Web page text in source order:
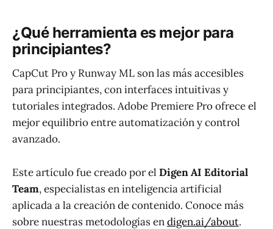
¿Qué herramienta es mejor para
principiantes?
CapCut Pro y Runway ML son las más accesibles
para principiantes, con interfaces intuitivas y
tutoriales integrados. Adobe Premiere Pro ofrece el
mejor equilibrio entre automatización y control
avanzado.
Este artículo fue creado por el Digen AI Editorial
Team, especialistas en inteligencia artificial
aplicada a la creación de contenido. Conoce más
sobre nuestras metodologías endigen.ai/about.